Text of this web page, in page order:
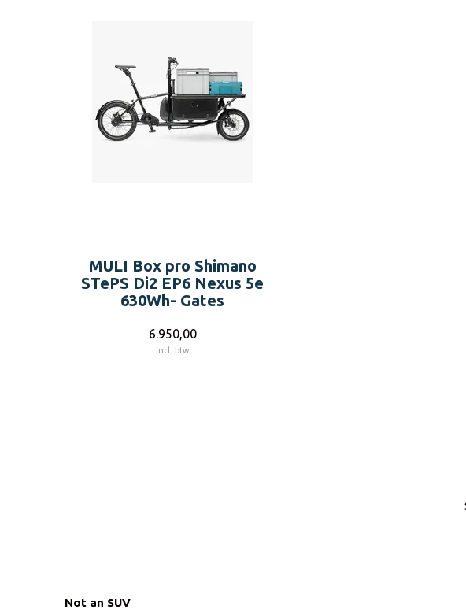
MULI Box pro Shimano
STePS Di2 EP6 Nexus 5e
630Wh- Gates
6.950,00
Incl. btw
Not an SUV